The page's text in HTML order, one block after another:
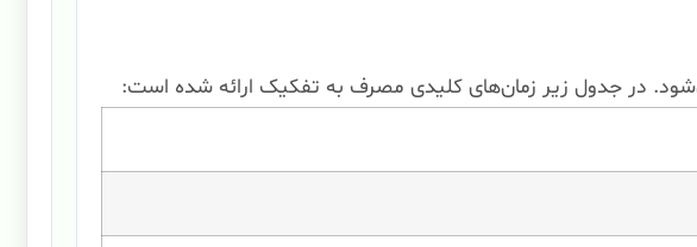
در جدول زیر زمان‌های کلیدی مصرف به تفکیک ارائه شده است: